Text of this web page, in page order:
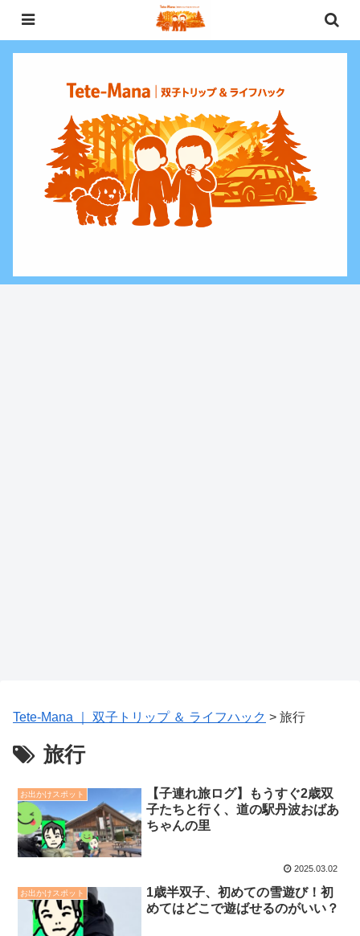
0歳〜未就学児（3歳）双子との週末お出かけ・子連れ旅行情報と、暮らしに役
立つお金・ライフハックをお届けする双子ファミリーブログ。
Tete-Mana ｜ 双子トリップ ＆ ライフハック > 旅行
旅行
お出かけスポット
【子連れ旅ログ】もうすぐ2歳双
子たちと行く、道の駅丹波おばあ
ちゃんの里
2025.03.02
お出かけスポット
1歳半双子、初めての雪遊び！初
めてはどこで遊ばせるのがいい？